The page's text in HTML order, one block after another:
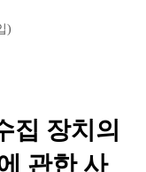
)
집 장치의
관한 사